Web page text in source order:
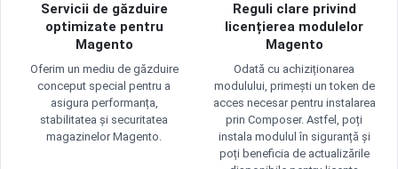
Servicii de găzduire
optimizate pentru
Magento
Oferim un mediu de găzduire
conceput special pentru a
asigura performanța,
stabilitatea și securitatea
magazinelor Magento.
Reguli clare privind
licențierea modulelor
Magento
Odată cu achiziționarea
modulului, primești un token de
acces necesar pentru instalarea
prin Composer. Astfel, poți
instala modulul în siguranță și
poți beneficia de actualizările